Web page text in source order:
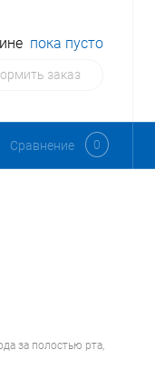
пока пусто
заказ
Сравнение 0
за полостью рта,